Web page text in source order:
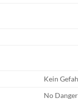
Kein
No